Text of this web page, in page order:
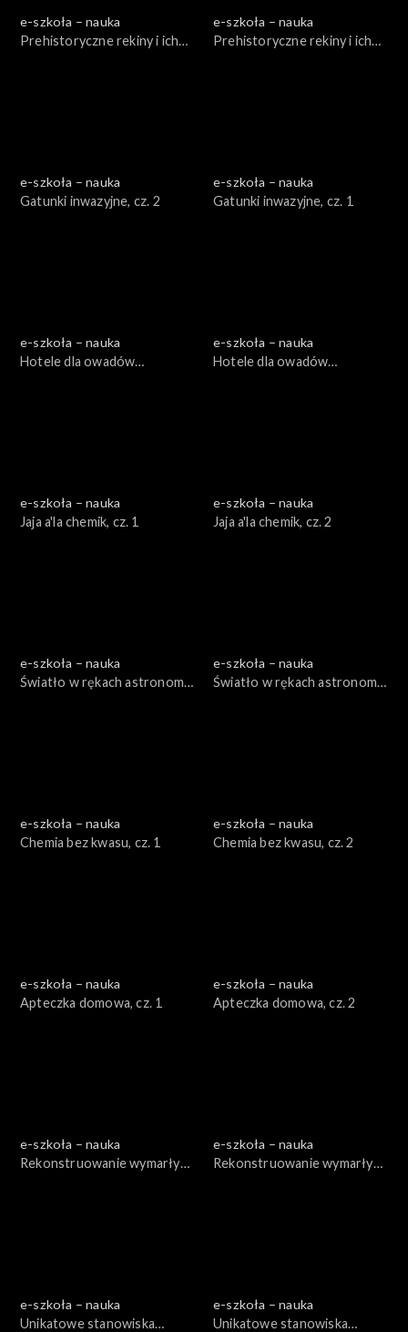
e-szkoła – nauka
Prehistoryczne rekiny i ich
e-szkoła – nauka
Prehistoryczne rekiny i ich
e-szkoła – nauka
Gatunki inwazyjne, cz. 2
e-szkoła – nauka
Gatunki inwazyjne, cz. 1
e-szkoła – nauka
Hotele dla owadów
e-szkoła – nauka
Hotele dla owadów
e-szkoła – nauka
Jaja a'la chemik, cz. 1
e-szkoła – nauka
Jaja a'la chemik, cz. 2
e-szkoła – nauka
Światło w rękach astronoma,
e-szkoła – nauka
Światło w rękach astronoma,
e-szkoła – nauka
Chemia bez kwasu, cz. 1
e-szkoła – nauka
Chemia bez kwasu, cz. 2
e-szkoła – nauka
Apteczka domowa, cz. 1
e-szkoła – nauka
Apteczka domowa, cz. 2
e-szkoła – nauka
Rekonstruowanie wymarłych
e-szkoła – nauka
Rekonstruowanie wymarłych
e-szkoła – nauka
Unikatowe stanowiska
e-szkoła – nauka
Unikatowe stanowiska